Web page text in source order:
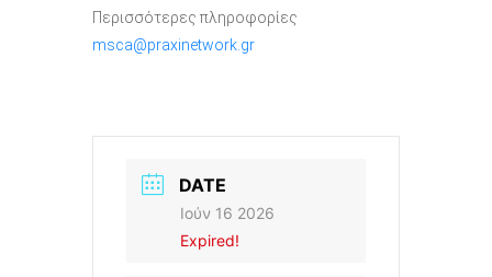
Περισσότερες πληροφορίες
msca@praxinetwork.gr
DATE
Ιούν 16 2026
Expired!